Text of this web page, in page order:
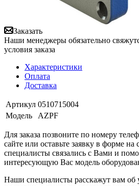
Заказать
Наши менеджеры обязательно
условия заказа
Характеристики
Оплата
Доставка
Артикул 0510715004
Модель
AZPF
Для заказа позвоните по номеру
сайте или оставьте заявку в форме
специалисты связались с Вами и
интересующую Вас модель
Наши специалисты расскажут вам об